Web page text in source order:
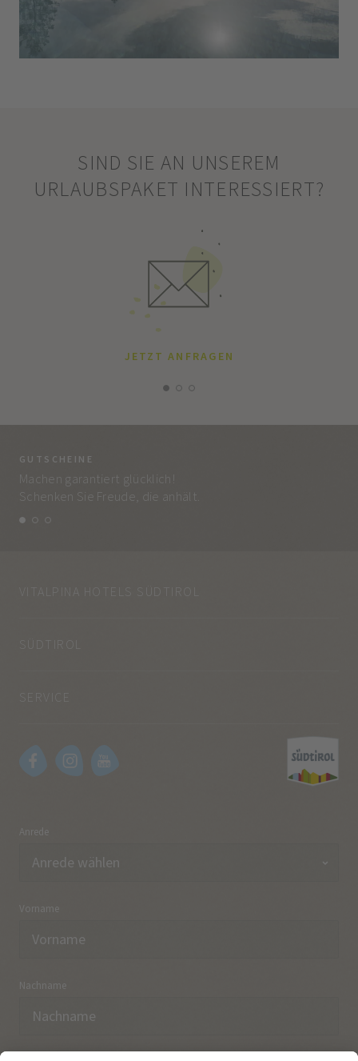
SIND SIE AN UNSEREM
URLAUBSPAKET INTERESSIERT?
JETZT ANFRAGEN
GUTSCHEINE
Machen garantiert glücklich!
Schenken Sie Freude, die anhält.
VITALPINA HOTELS SÜDTIROL
SÜDTIROL
Anrede
Vorname
Nachname